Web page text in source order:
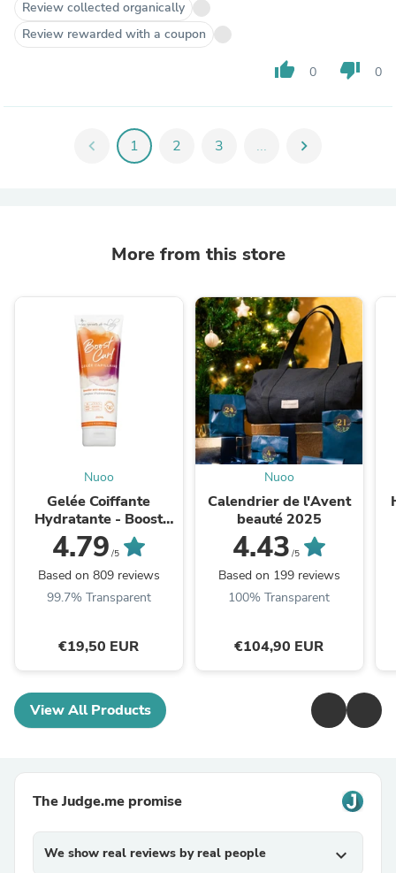
Review collected organically
Review rewarded with a coupon
thumb_up 0 thumb_down 0
chevron_left 1 2 3 ... chevron_right
More from this store
Nuoo
Gelée Coiffante
Hydratante - Boost
Curl
4.79 /5
Based on 809 reviews
99.7% Transparent
€19,50 EUR
Nuoo
Calendrier de l'Avent
beauté 2025
4.43 /5
Based on 199 reviews
100% Transparent
€104,90 EUR
View All Products
The Judge.me promise
We show real reviews by real people expand_more